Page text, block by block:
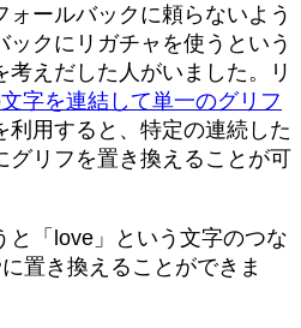
ールバックに頼らないよう
クにリガチャを使うという
えだした人がいました。リ
字を連結して単一のグリフ
利用すると、特定の連続した
グリフを置き換えることが可
と「love」という文字のつな
置き換えることができま